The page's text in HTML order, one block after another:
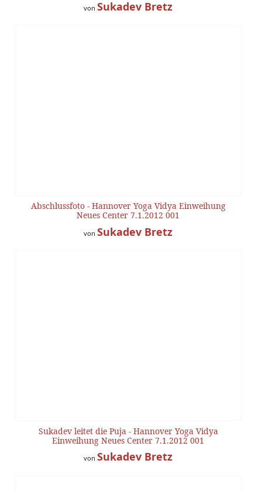
von Sukadev Bretz
Abschlussfoto - Hannover Yoga Vidya Einweihung
Neues Center 7.1.2012 001
von Sukadev Bretz
Sukadev leitet die Puja - Hannover Yoga Vidya
Einweihung Neues Center 7.1.2012 001
von Sukadev Bretz